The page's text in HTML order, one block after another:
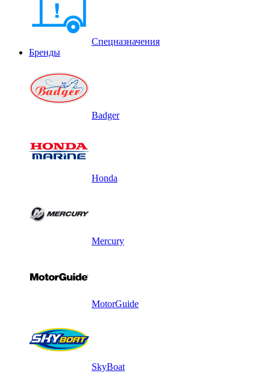
Спецназначения
Бренды
Badger
Honda
Mercury
MotorGuide
SkyBoat